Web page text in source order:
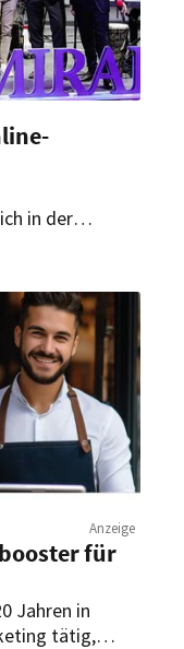
in der
der Kategorie
Anzeige
für
Jahren in
tätig,